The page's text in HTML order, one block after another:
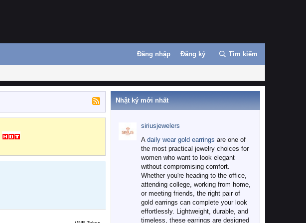
Đăng nhập Đăng ký Tìm kiếm
Nhật ký mới nhất
siriusjewelers
A daily wear gold earrings are one of
the most practical jewelry choices for
women who want to look elegant
without compromising comfort.
Whether you're heading to the office,
attending college, working from home,
or meeting friends, the right pair of
gold earrings can complete your look
effortlessly. Lightweight, durable, and
timeless, these earrings are designed